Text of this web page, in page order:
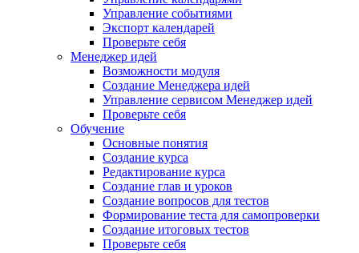
Управление событиями
Экспорт календарей
Проверьте себя
Менеджер идей
Возможности модуля
Создание Менеджера идей
Управление сервисом Менеджер идей
Проверьте себя
Обучение
Основные понятия
Создание курса
Редактирование курса
Создание глав и уроков
Создание вопросов для тестов
Формирование теста для самопроверки
Создание итоговых тестов
Проверьте себя